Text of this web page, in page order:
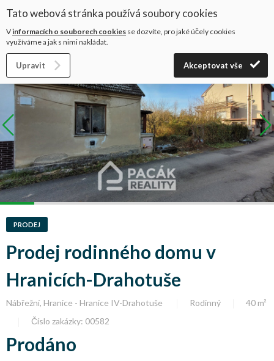
+420 602 658 929
Nabídka nemovitostí
PRODEJ
Prodej rodinného domu v
Hranicích-Drahotuše
Nábřežní, Hranice - Hranice IV-Drahotuše Rodinný
40 m²
Číslo zakázky: 00582
Prodáno
Tato webová stránka používá soubory cookies
Vinformacích o souborech cookies se dozvíte, pro jaké účely cookies
využíváme a jak s nimi nakládat.
Upravit Akceptovat vše